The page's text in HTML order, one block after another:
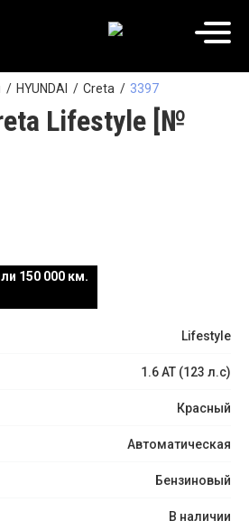
HYUNDAI Creta 3397
Lifestyle [№
150 000 км.
Lifestyle
1.6 АТ (123 л.с)
Красный
Автоматическая
Бензиновый
В наличии